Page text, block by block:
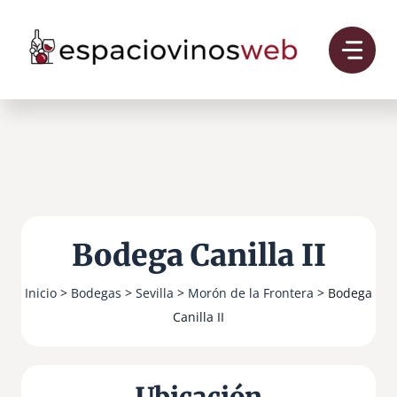
contenido
Bodega Canilla II
Inicio > Bodegas > Sevilla > Morón de la Frontera > Bodega
Canilla II